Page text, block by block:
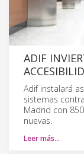
ADIF
Adif instalará
sistemas
Madrid con
nuevas.
Leer más…